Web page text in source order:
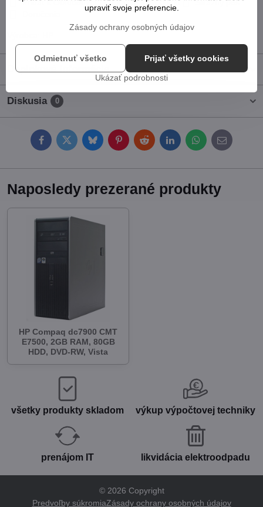
Pridať k Obľúbeným Otázka k produktu
Strážny pes
Doplnkové informácie
Diskusia 0
FacebookTwitterBlueskyPinterestRedditLinkedInWhatsApp
E-
mail
Naposledy prezerané produkty
HP Compaq dc7900 CMT
E7500, 2GB RAM, 80GB
HDD, DVD-RW, Vista
všetky produkty skladom výkup výpočtovej techniky
prenájom IT likvidácia elektroodpadu
© 2026 Copyright
Predvoľby súkromiaZásady ochrany osobných údajov
upraviť svoje preferencie.
Zásady ochrany osobných údajov
Ukázať podrobnosti
Prijať všetky cookies
Odmietnuť všetko